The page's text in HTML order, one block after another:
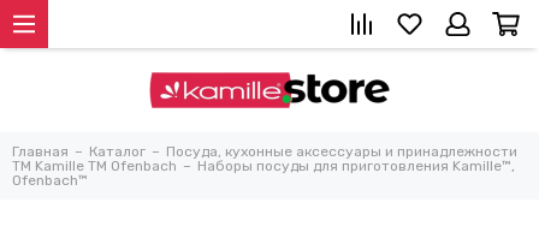
Главная Каталог
Посуда, кухонные аксессуары и принадлежности
TM Kamille TM Ofenbach
Наборы посуды для приготовления Kamille™,
Ofenbach™